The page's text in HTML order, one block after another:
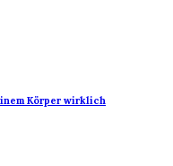
Körper wirklich